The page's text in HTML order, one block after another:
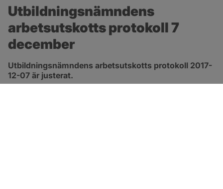
Utbildningsnämndens
arbetsutskotts protokoll 7
december
Utbildningsnämndens arbetsutskotts protokoll 2017-
12-07 är justerat.